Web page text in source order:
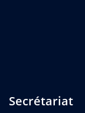
Secrétariat